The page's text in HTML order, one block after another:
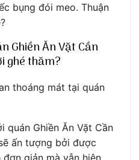
bụng đói meo. Thuận
Ghiền Ăn Vặt Cần
ghé thăm?
thoáng mát tại quán
quán Ghiền Ăn Vặt Cần
ấn tượng bởi được